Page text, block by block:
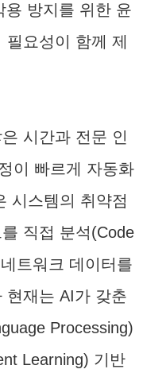
용 방지를 위한 윤
요성이 함께 제
시간과 전문 인
이 빠르게 자동화
시스템의 취약점
직접 분석(Code
트워크 데이터를
현재는 AI가 갖춘
Processing)
Learning) 기반